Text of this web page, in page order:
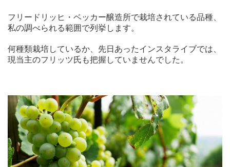
フリードリッヒ・ベッカー醸造所で栽培されている品種、
私の調べられる範囲で列挙します。
何種類栽培しているか、先日あったインスタライブでは、
現当主のフリッツ氏も把握していませんでした。